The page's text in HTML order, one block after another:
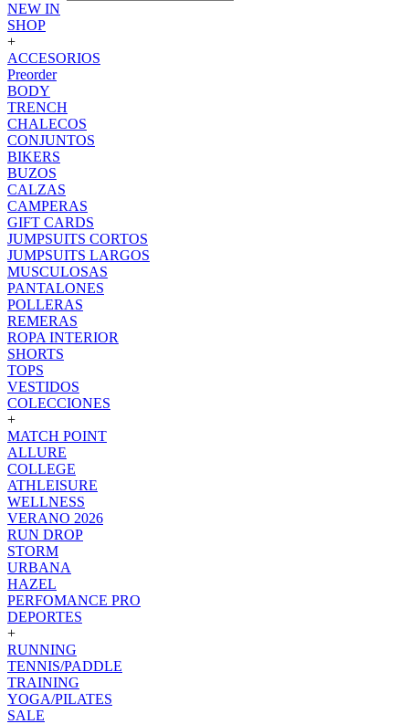
NEW IN
SHOP
+
ACCESORIOS
Preorder
BODY
TRENCH
CHALECOS
CONJUNTOS
BIKERS
BUZOS
CALZAS
CAMPERAS
GIFT CARDS
JUMPSUITS CORTOS
JUMPSUITS LARGOS
MUSCULOSAS
PANTALONES
POLLERAS
REMERAS
ROPA INTERIOR
SHORTS
TOPS
VESTIDOS
COLECCIONES
+
MATCH POINT
ALLURE
COLLEGE
ATHLEISURE
WELLNESS
VERANO 2026
RUN DROP
STORM
URBANA
HAZEL
PERFOMANCE PRO
DEPORTES
+
RUNNING
TENNIS/PADDLE
TRAINING
YOGA/PILATES
SALE